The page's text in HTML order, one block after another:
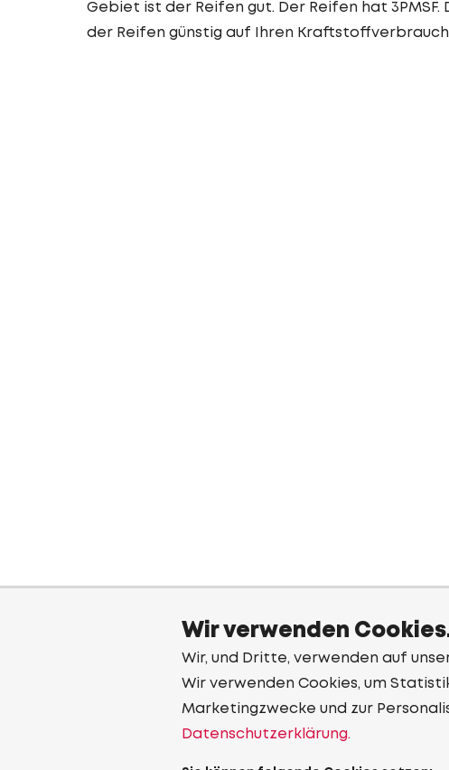
Gebiet ist der Reifen gut. Der Reifen hat
der Reifen günstig auf Ihren Kraftstoffverbrauch
Wir verwenden
Wir, und Dritte, verwenden auf
Wir verwenden Cookies, um
Marketingzwecke und zur
Datenschutzerklärung.